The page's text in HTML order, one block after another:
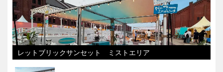
レットブリックサンセット ミストエリア